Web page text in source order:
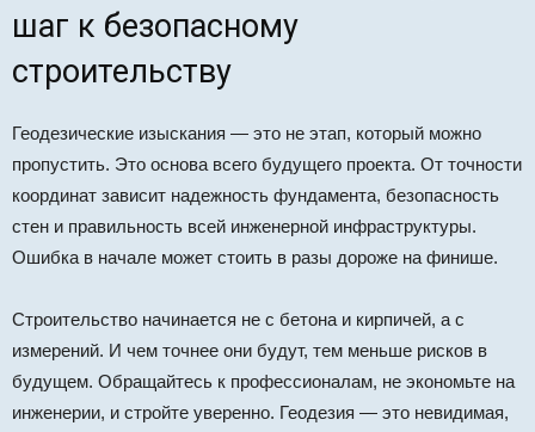
шаг к безопасному
строительству
Геодезические изыскания — это не этап, который можно
пропустить. Это основа всего будущего проекта. От точности
координат зависит надежность фундамента, безопасность
стен и правильность всей инженерной инфраструктуры.
Ошибка в начале может стоить в разы дороже на финише.
Строительство начинается не с бетона и кирпичей, а с
измерений. И чем точнее они будут, тем меньше рисков в
будущем. Обращайтесь к профессионалам, не экономьте на
инженерии, и стройте уверенно. Геодезия — это невидимая,